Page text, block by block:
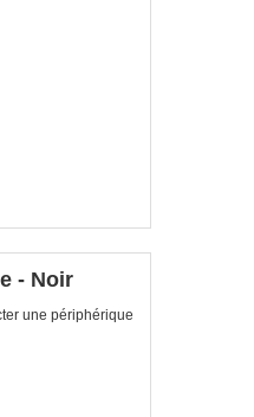
- Noir
une périphérique